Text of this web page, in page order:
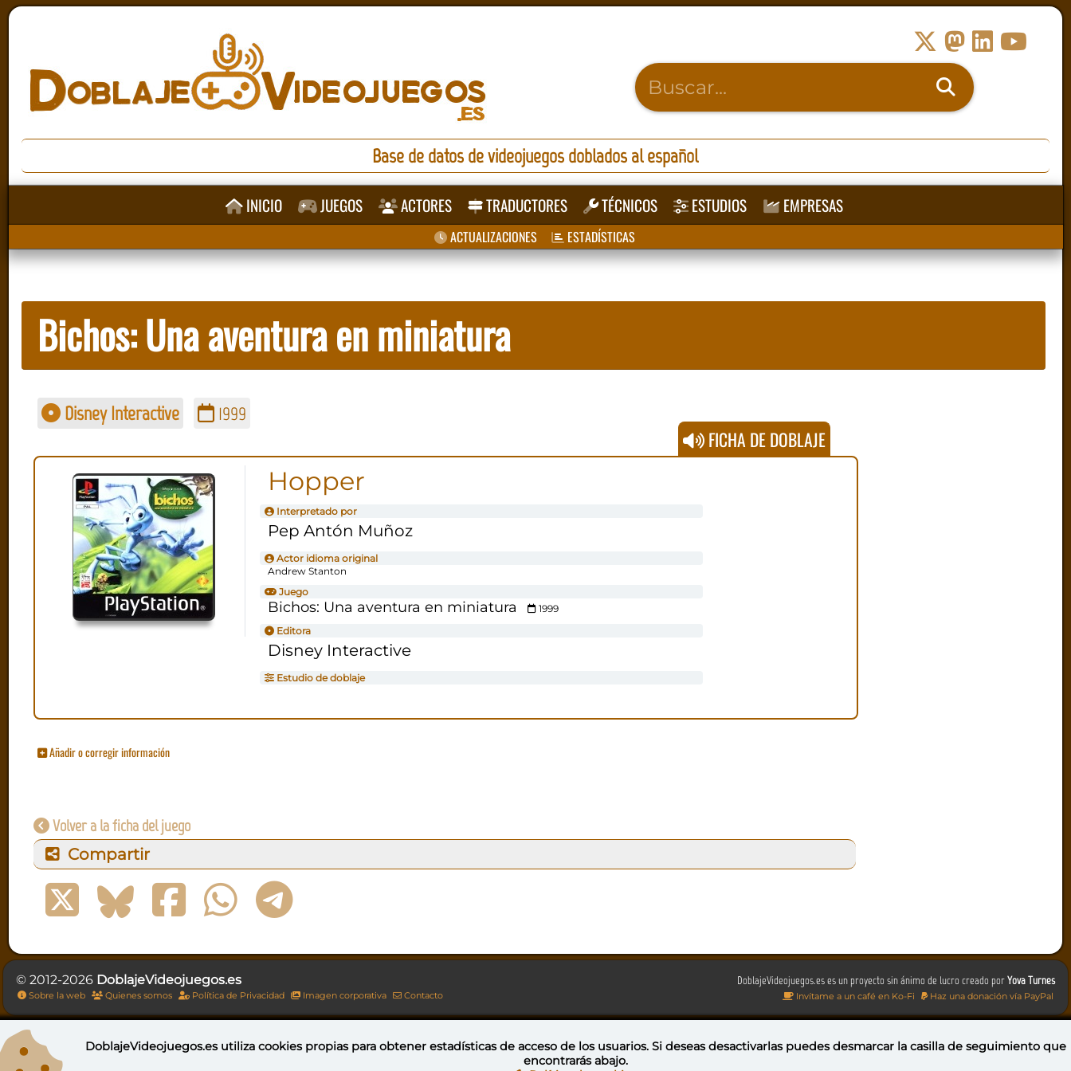
Base de datos de videojuegos doblados al español
INICIO JUEGOS ACTORES TRADUCTORES TÉCNICOS ESTUDIOS EMPRESAS
ACTUALIZACIONES ESTADÍSTICAS
Bichos: Una aventura en miniatura
Disney Interactive 1999
FICHA DE DOBLAJE
Hopper
Interpretado por
Pep Antón Muñoz
Actor idioma original
Andrew Stanton
Juego
Bichos: Una aventura en miniatura
1999
Editora
Disney Interactive
Estudio de doblaje
Añadir o corregir información
Volver a la ficha del juego
Compartir
DoblajeVideojuegos.es es un proyecto sin ánimo de lucro creado porYova Turnes
Invítame a un café en Ko-Fi Haz una donación vía PayPal
© 2012-2026 DoblajeVideojuegos.es
Sobre la web Quienes somos Política de Privacidad Imagen corporativa Contacto
Esta obra está bajo una licencia de Creative Commons Reconocimiento-NoComercial-CompartirIgual 4.0 Internacional
DoblajeVideojuegos.es utilizacookies propiaspara obtener estadísticas de acceso de los usuarios. Si deseas desactivarlas puedesdesmarcar la casilla de seguimiento que
encontrarás abajo.